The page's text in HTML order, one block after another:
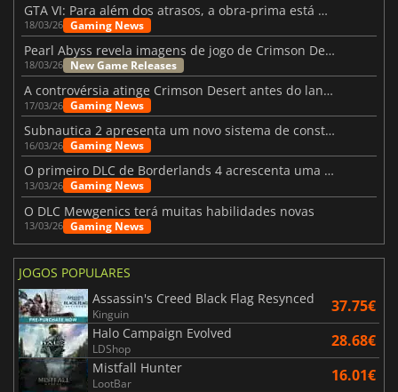
GTA VI: Para além dos atrasos, a obra-prima está quase a chegar
18/03/26 Gaming News
Pearl Abyss revela imagens de jogo de Crimson Desert para a PS5
18/03/26 New Game Releases
A controvérsia atinge Crimson Desert antes do lançamento
17/03/26 Gaming News
Subnautica 2 apresenta um novo sistema de construção de bases
16/03/26 Gaming News
O primeiro DLC de Borderlands 4 acrescenta uma nova personagem e muito mais
13/03/26 Gaming News
O DLC Mewgenics terá muitas habilidades novas
13/03/26 Gaming News
JOGOS POPULARES
Assassin's Creed Black Flag Resynced
Kinguin 37.75€
Halo Campaign Evolved
LDShop 28.68€
Mistfall Hunter
LootBar 16.01€